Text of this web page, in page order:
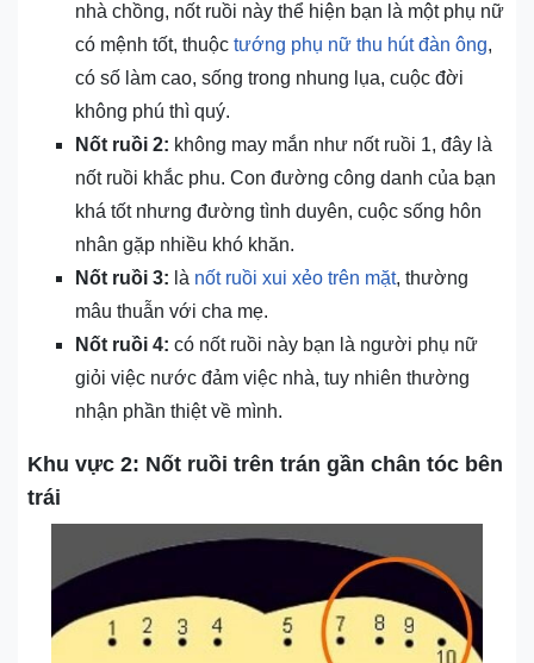
nhà chồng, nốt ruồi này thể hiện bạn là một phụ nữ
có mệnh tốt, thuộc tướng phụ nữ thu hút đàn ông,
có số làm cao, sống trong nhung lụa, cuộc đời
không phú thì quý.
Nốt ruồi 2: không may mắn như nốt ruồi 1, đây là
nốt ruồi khắc phu. Con đường công danh của bạn
khá tốt nhưng đường tình duyên, cuộc sống hôn
nhân gặp nhiều khó khăn.
Nốt ruồi 3: là nốt ruồi xui xẻo trên mặt, thường
mâu thuẫn với cha mẹ.
Nốt ruồi 4: có nốt ruồi này bạn là người phụ nữ
giỏi việc nước đảm việc nhà, tuy nhiên thường
nhận phần thiệt về mình.
Khu vực 2: Nốt ruồi trên trán gần chân tóc bên
trái